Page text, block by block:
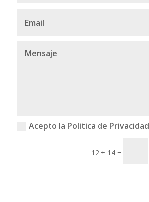
Acepto la Politica de Privacidad
12 + 14 =